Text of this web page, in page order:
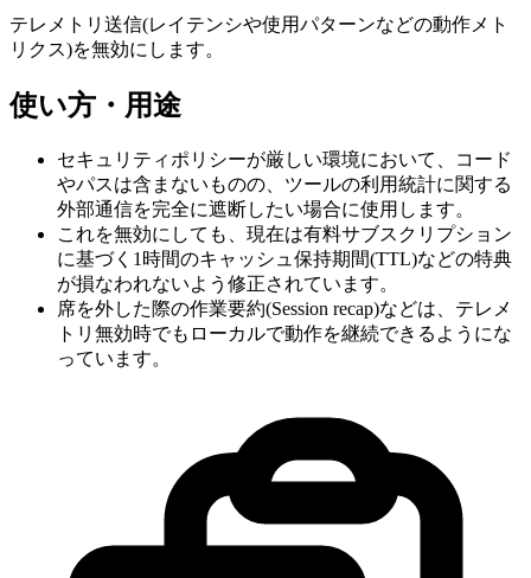
テレメトリ送信(レイテンシや使用パターンなどの動作メト
リクス)を無効にします。
使い方・用途
セキュリティポリシーが厳しい環境において、コード
やパスは含まないものの、ツールの利用統計に関する
外部通信を完全に遮断したい場合に使用します。
これを無効にしても、現在は有料サブスクリプション
に基づく1時間のキャッシュ保持期間(TTL)などの特典
が損なわれないよう修正されています。
席を外した際の作業要約(Session recap)などは、テレメ
トリ無効時でもローカルで動作を継続できるようにな
っています。